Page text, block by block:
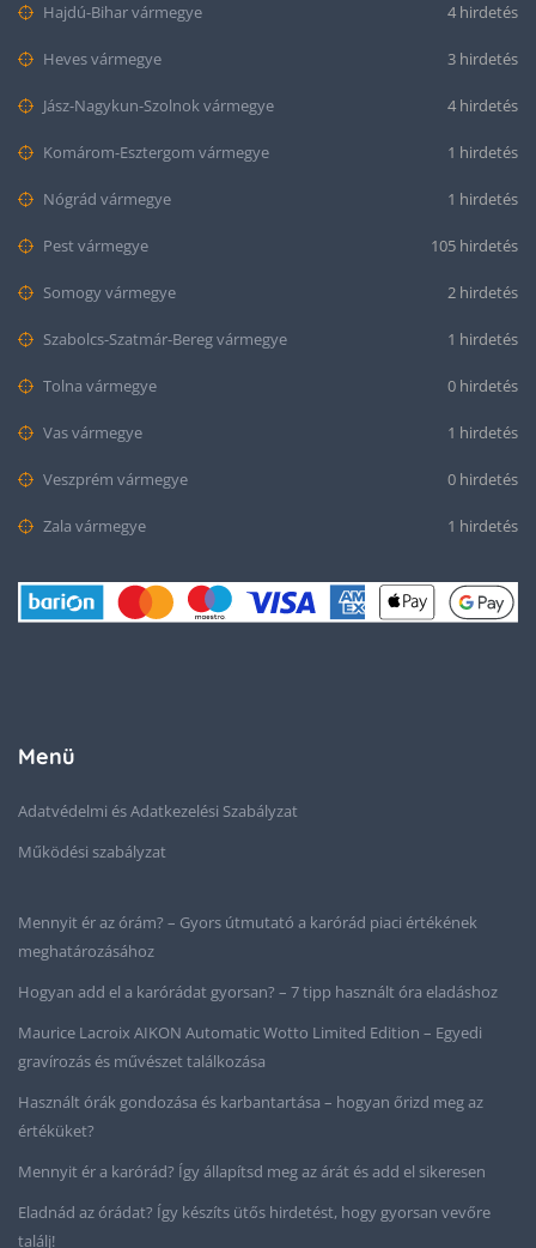
Hajdú-Bihar vármegye 4 hirdetés
Heves vármegye 3 hirdetés
Jász-Nagykun-Szolnok vármegye 4 hirdetés
Komárom-Esztergom vármegye 1 hirdetés
Nógrád vármegye 1 hirdetés
Pest vármegye 105 hirdetés
Somogy vármegye 2 hirdetés
Szabolcs-Szatmár-Bereg vármegye 1 hirdetés
Tolna vármegye 0 hirdetés
Vas vármegye 1 hirdetés
Veszprém vármegye 0 hirdetés
Zala vármegye 1 hirdetés
Menü
Adatvédelmi és Adatkezelési Szabályzat
Működési szabályzat
Mennyit ér az órám? – Gyors útmutató a karórád piaci értékének
meghatározásához
Hogyan add el a karórádat gyorsan? – 7 tipp használt óra eladáshoz
Maurice Lacroix AIKON Automatic Wotto Limited Edition – Egyedi
gravírozás és művészet találkozása
Használt órák gondozása és karbantartása – hogyan őrizd meg az
értéküket?
Mennyit ér a karórád? Így állapítsd meg az árát és add el sikeresen
Eladnád az órádat? Így készíts ütős hirdetést, hogy gyorsan vevőre
találj!